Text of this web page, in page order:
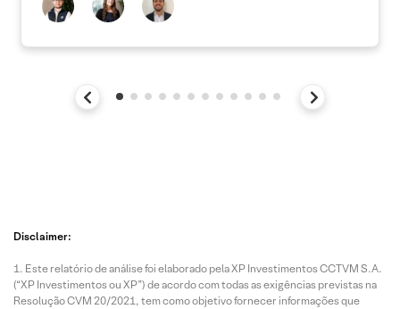
Disclaimer:
Este relatório de análise foi elaborado pela XP Investimentos CCTVM S.A.
(“XP Investimentos ou XP”) de acordo com todas as exigências previstas na
Resolução CVM 20/2021, tem como objetivo fornecer informações que